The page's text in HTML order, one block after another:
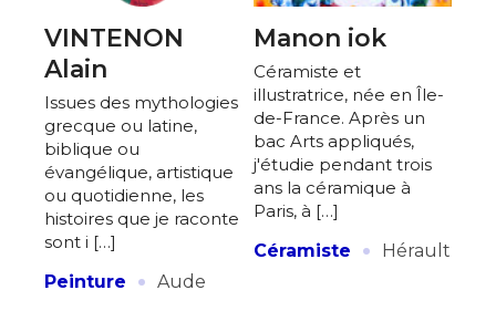
VINTENON
Alain
Issues des mythologies
grecque ou latine,
biblique ou
évangélique, artistique
ou quotidienne, les
histoires que je raconte
sont i […]
Peinture
· Aude
Manon iok
Céramiste et
illustratrice, née en Île-
de-France. Après un
bac Arts appliqués,
j'étudie pendant trois
ans la céramique à
Paris, à […]
Céramiste
· Hérault